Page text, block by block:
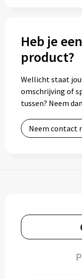
Heb je
product?
Wellicht staat
omschrijving of
tussen? Neem
Neem contact